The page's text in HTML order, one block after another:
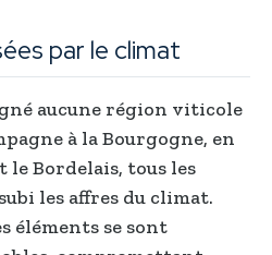
par le climat
aucune région viticole
à la Bourgogne, en
le Bordelais, tous les
les affres du climat.
éléments se sont